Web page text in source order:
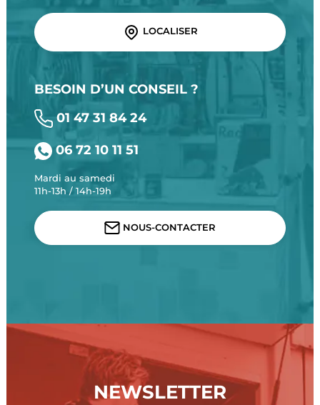
LOCALISER
BESOIN D’UN CONSEIL ?
01 47 31 84 24
06 72 10 11 51
Mardi au samedi
11h-13h / 14h-19h
NOUS-CONTACTER
NEWSLETTER